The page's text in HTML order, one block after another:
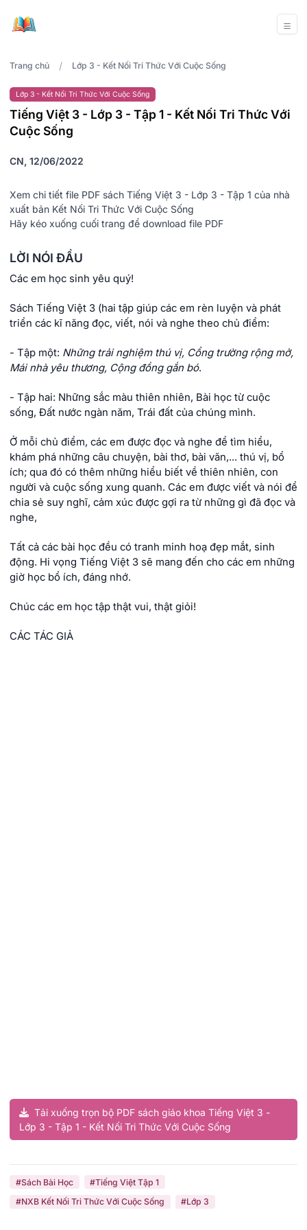
Trang chủ / Lớp 3 - Kết Nối Tri Thức Với Cuộc Sống
Lớp 3 - Kết Nối Tri Thức Với Cuộc Sống
Tiếng Việt 3 - Lớp 3 - Tập 1 - Kết Nối Tri Thức Với
Cuộc Sống
CN, 12/06/2022
Xem chi tiết file PDF sách Tiếng Việt 3 - Lớp 3 - Tập 1 của nhà
xuất bản Kết Nối Tri Thức Với Cuộc Sống
Hãy kéo xuống cuối trang để download file PDF
LỜI NÓI ĐẦU
Các em học sinh yêu quý!
Sách Tiếng Việt 3 (hai tập giúp các em rèn luyện và phát
triển các kĩ năng đọc, viết, nói và nghe theo chủ điểm:
- Tập một: Những trải nghiệm thú vị, Cổng trường rộng mở,
Mái nhà yêu thương, Cộng đồng gắn bó.
- Tập hai: Những sắc màu thiên nhiên, Bài học từ cuộc
sống, Đất nước ngàn năm, Trái đất của chúng mình.
Ở mỗi chủ điểm, các em được đọc và nghe để tìm hiểu,
khám phá những câu chuyện, bài thơ, bài văn,... thú vị, bổ
ích; qua đó có thêm những hiểu biết về thiên nhiên, con
người và cuộc sống xung quanh. Các em được viết và nói để
chia sẻ suy nghĩ, cảm xúc được gợi ra từ những gì đã đọc và
nghe,
Tất cả các bài học đều có tranh minh hoạ đẹp mắt, sinh
động. Hi vọng Tiếng Việt 3 sẽ mang đến cho các em những
giờ học bổ ích, đáng nhớ.
Chúc các em học tập thật vui, thật giỏi!
CÁC TÁC GIẢ
Tải xuống trọn bộ PDF sách giáo khoa Tiếng Việt 3 -
Lớp 3 - Tập 1 - Kết Nối Tri Thức Với Cuộc Sống
#Sách Bài Học
#Tiếng Việt Tập 1
#NXB Kết Nối Tri Thức Với Cuộc Sống
#Lớp 3